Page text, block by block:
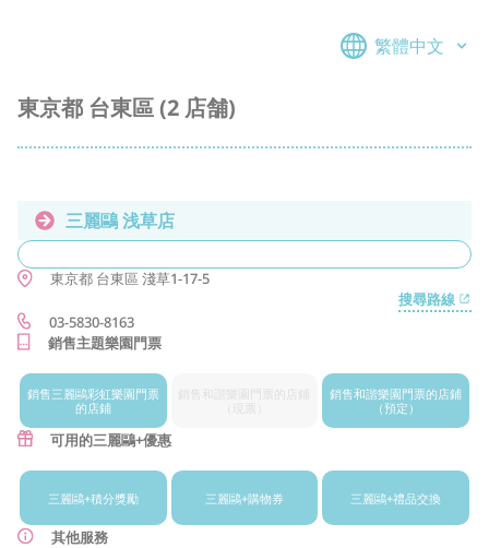
繁體中文
東京都 台東區 (2 店舗)
三麗鷗 浅草店
東京都 台東區 淺草1-17-5
搜尋路線
03-5830-8163
銷售主題樂園門票
銷售三麗鷗彩虹樂園門票
的店鋪
銷售和諧樂園
門票的店鋪
銷售和諧樂園門票的店鋪
（預定）
可用的三麗鷗+優惠
三麗鷗+積分獎勵 三麗鷗+購物券 三麗鷗+禮品交換
其他服務